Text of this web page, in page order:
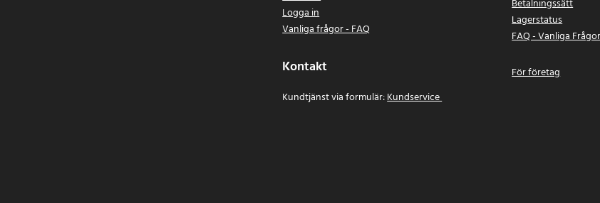
Logga in
Vanliga frågor - FAQ
Kontakt
Kundtjänst via formulär:Kundservice
Betalningssätt
Lagerstatus
FAQ - Vanliga
För företag